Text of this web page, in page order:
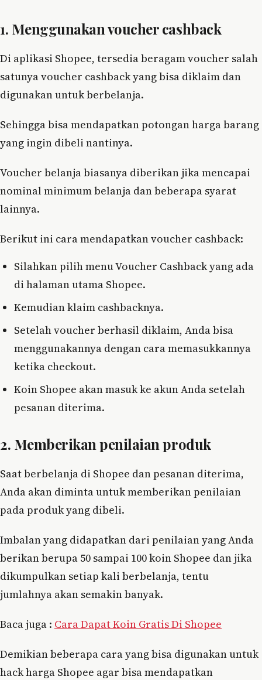
1. Menggunakan voucher cashback
Di aplikasi Shopee, tersedia beragam voucher salah
satunya voucher cashback yang bisa diklaim dan
digunakan untuk berbelanja.
Sehingga bisa mendapatkan potongan harga barang
yang ingin dibeli nantinya.
Voucher belanja biasanya diberikan jika mencapai
nominal minimum belanja dan beberapa syarat
lainnya.
Berikut ini cara mendapatkan voucher cashback:
Silahkan pilih menu Voucher Cashback yang ada
di halaman utama Shopee.
Kemudian klaim cashbacknya.
Setelah voucher berhasil diklaim, Anda bisa
menggunakannya dengan cara memasukkannya
ketika checkout.
Koin Shopee akan masuk ke akun Anda setelah
pesanan diterima.
2. Memberikan penilaian produk
Saat berbelanja di Shopee dan pesanan diterima,
Anda akan diminta untuk memberikan penilaian
pada produk yang dibeli.
Imbalan yang didapatkan dari penilaian yang Anda
berikan berupa 50 sampai 100 koin Shopee dan jika
dikumpulkan setiap kali berbelanja, tentu
jumlahnya akan semakin banyak.
Baca juga : Cara Dapat Koin Gratis Di Shopee
Demikian beberapa cara yang bisa digunakan untuk
hack harga Shopee agar bisa mendapatkan